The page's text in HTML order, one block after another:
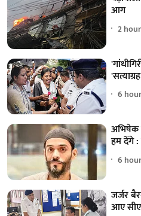
आग
2
6
अभिषेक
हम देंगे :
6
जर्जर
आए